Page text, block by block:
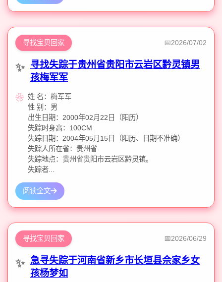
寻找宝贝回家 2026/07/02
寻找失踪于贵州省贵阳市云岩区黔灵镇男
孩梅军军
姓 名：梅军军
性 别：男
出生日期：2000年02月22日（阳历）
失踪时身高：100CM
失踪日期：2004年05月15日（阳历、日期不准确）
失踪人所在省：贵州省
失踪地点：贵州省贵阳市云岩区黔灵镇。
失踪者...
阅读全文
寻找宝贝回家 2026/06/29
急寻失踪于河南省新乡市长垣县佘家乡女
孩杨梦如